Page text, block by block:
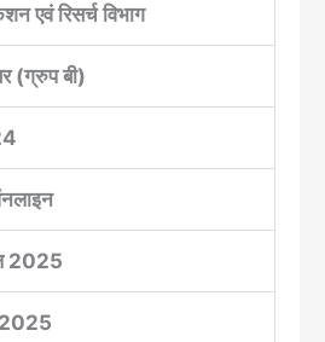
एवं रिसर्च विभाग
(ग्रुप बी)
2025